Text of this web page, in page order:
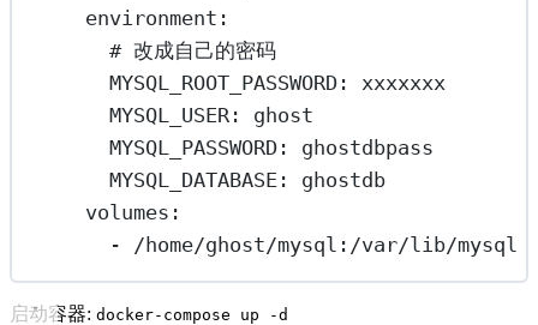
environment :
# 改成自己的密码
MYSQL_ROOT_PASSWORD : xxxxxxx
MYSQL_USER : ghost
MYSQL_PASSWORD : ghostdbpass
MYSQL_DATABASE : ghostdb
volumes :
- /home/ghost/mysql:/var/lib/mysql
启动容器: docker-compose up -d